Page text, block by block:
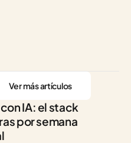
Ver más artículos
IA: el stack
por semana